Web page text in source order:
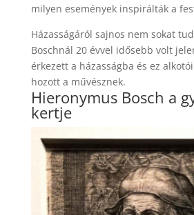
milyen események inspirálták a
Házasságáról sajnos nem sokat
Boschnál 20 évvel idősebb volt
érkezett a házasságba és ez
hozott a művésznek.
Hieronymus Bosch a
kertje